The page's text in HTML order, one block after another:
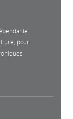
pour